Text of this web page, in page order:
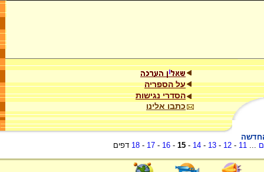
על הספריה
הסדרי נגישות
כתבו אלינו
...
11
-
12
-
13
-
14
-
15
-
16
-
17
-
18 דפים